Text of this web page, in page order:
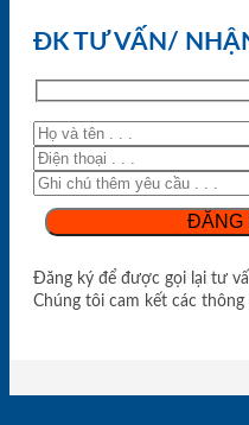
ĐK TƯ VẤN/
Đăng ký để được gọi lại tư
Chúng tôi cam kết các